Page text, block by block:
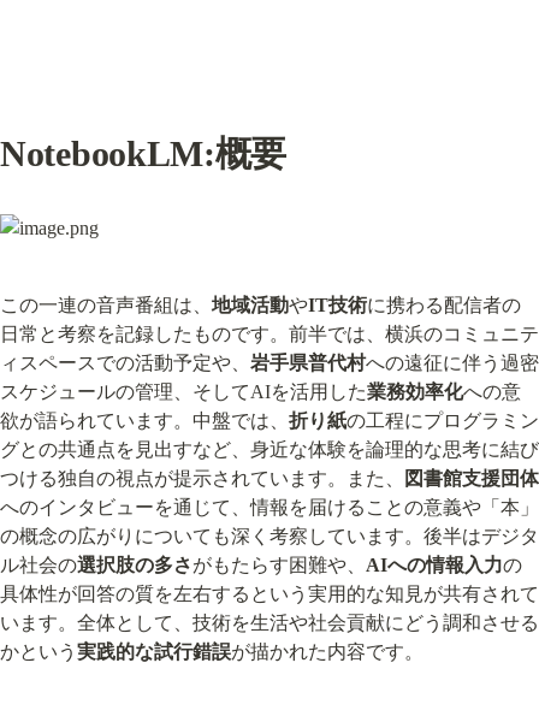
NotebookLM:概要
この一連の音声番組は、 地域活動やIT技術に携わる配信者の
日常と考察を記録したものです。前半では、横浜のコミュニテ
ィスペースでの活動予定や、 岩手県普代村への遠征に伴う過密
スケジュールの管理、そしてAIを活用した業務効率化への意
欲が語られています。中盤では、 折り紙の工程にプログラミン
グとの共通点を見出すなど、身近な体験を論理的な思考に結び
つける独自の視点が提示されています。また、
図書館支援団体
へのインタビューを通じて、情報を届けることの意義や「本」
の概念の広がりについても深く考察しています。後半はデジタ
ル社会の選択肢の多さがもたらす困難や、 AIへの情報入力の
具体性が回答の質を左右するという実用的な知見が共有されて
います。全体として、技術を生活や社会貢献にどう調和させる
かという 実践的な試行錯誤が描かれた内容です。